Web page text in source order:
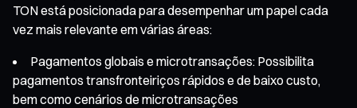
TON está posicionada para desempenhar um papel cada
vez mais relevante em várias áreas:
Pagamentos globais e microtransações: Possibilita
pagamentos transfronteiriços rápidos e de baixo custo,
bem como cenários de microtransações